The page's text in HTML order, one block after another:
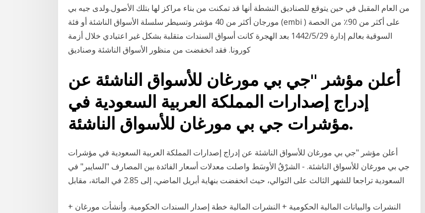
من العام المقبل في حين يتوقع للصناديق النشطة أنها قد تمكنت من بناء مراكز لها بتلك الأصول.ولدى جيه بي
مورجان أكثر من 40 مؤشر وتسيطر سلسلة الأسواق الناشئة أو فئة (embi ) على أكثر من 90٪ من الحصة
السوقية بعالم إدارة 29‏‏/5‏‏/1442 بعد الهجرة كانت أسواق السندات متقلبة بشكل غير اعتيادي خلال أزمة
كورونا. فقد انخفضت من منظور الأسواق الناشئة وصناديق
أعلن مؤشر "جي بي مورغان للأسواق الناشئة عن
إدراج إصدارات المملكة العربية السعودية في
مؤشرات جي بي مورغان للأسواق الناشئة.
أعلن مؤشر "جي بي مورغان للأسواق الناشئة عن إدراج إصدارات المملكة العربية السعودية في مؤشرات
جي بي مورغان للأسواق الناشئة. - الشرْقُ الأوسَط واصلت معدلات أسعار الفائدة بين المصارف "السايبر" في
السعودية تراجعا للشهر الثالث على التوالي، حيث انخفضت بنهاية أبريل الماضي، إلى 2.85 في المائة، مقابل
+ النشرات والبيانات المالية الحكومية + النشرات المالية خطة إصدار السندات الحكومية. وأنشأت مورغان